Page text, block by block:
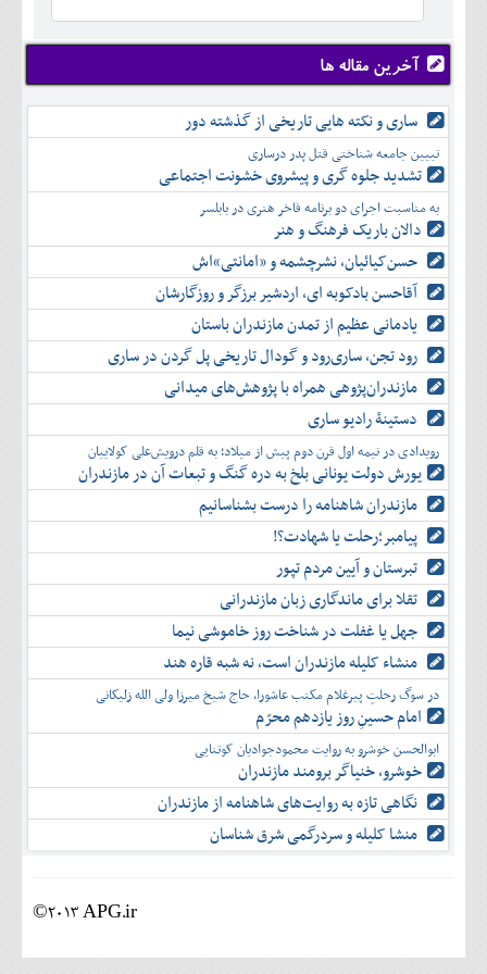
دی
بهمن
اسفند
آبان
آذر
دی
بهمن
اسفند
شهريور
مهر
آبان
آذر
دی
بهمن
اسفند
تير
مرداد
شهريور
مهر
آبان
آذر
دی
بهمن
اسفند
آخرین مقاله ها
ساری و نکته هایی تاریخی از گذشته دور
تبیین جامعه شناختی قتل پدر درساری
تشدید جلوه‌ گری و پیشروی خشونت اجتماعی
به مناسبت اجرای دو برنامه فاخر هنری در بابلسر
دالان باریک فرهنگ و هنر
حسن‌کیائیان، نشرچشمه و «امانتی»اش
آقاحسن بادکوبه ای، اردشیر برزگر و روزگارشان
یادمانی عظیم از تمدن مازندران باستان
رود تجن، ساری‌رود و گودال تاریخی پل گردن در ساری
مازندران‌پژوهی همراه با پژوهش‌های میدانی
دستینۀ رادیو ساری
رویدادی در نیمه اول قرن دوم پیش از میلاد؛ به قلم درویش‌علی کولاییان
یورش دولت یونانی بلخ به دره گنگ و تبعات آن در مازندران
مازندران شاهنامه را درست بشناسانیم
پیامبر؛رحلت یا شهادت؟!
تبرستان و آیین مردم تپور
تقلا برای ماندگاری زبان مازندرانی
جهل یا غفلت در شناخت روز خاموشی نیما
منشاء کلیله مازندران است، نه شبه قاره هند
در سوگ رحلتِ پیرغلام مکتب عاشورا، حاج شیخ میرزا ولی الله زلیکانی
امام حسینِ روز یازدهم محرّم
ابوالحسن خوشرو به روایت محمودجوادیان کوتنایی
خوشرو، خنياگر برومند مازندران
نگاهی تازه به روایت‌های شاهنامه از مازندران
منشا کلیله و سردرگمی شرق شناسان
©2013 APG.ir